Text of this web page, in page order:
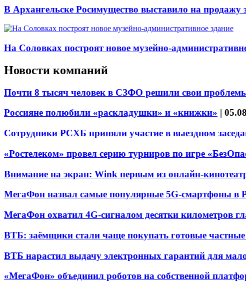
В Архангельске Росимущество выставило на продажу
На Соловках построят новое музейно-
Новости компаний
Почти 8 тысяч человек в СЗФО решили свои
Россияне полюбили «раскладушки» и «книжки» |
Сотрудники РСХБ приняли участие в выездном
«Ростелеком» провел серию турниров по игре
Внимание на экран: Wink первым из онлайн-
МегаФон назвал самые популярные 5G-смартфоны в
МегаФон охватил 4G-сигналом десятки километров
ВТБ: заёмщики стали чаще покупать готовые
ВТБ нарастил выдачу электронных гарантий для
«МегаФон» объединил роботов на собственной